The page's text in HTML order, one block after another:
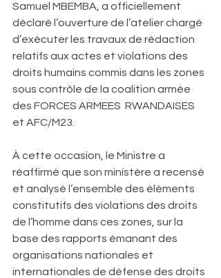
Samuel MBEMBA, a officiellement
déclaré l’ouverture de l’atelier chargé
d’exécuter les travaux de rédaction
relatifs aux actes et violations des
droits humains commis dans les zones
sous contrôle de la coalition armée
des FORCES ARMEES  RWANDAISES
et AFC/M23.
À cette occasion, le Ministre a
réaffirmé que son ministère a recensé
et analysé l’ensemble des éléments
constitutifs des violations des droits
de l’homme dans ces zones, sur la
base des rapports émanant des
organisations nationales et
internationales de défense des droits